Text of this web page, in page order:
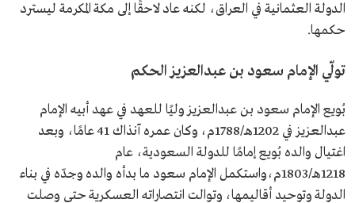
الدولة العثمانية في العراق، لكنه عاد لاحقًا إلى مكة المكرمة ليسترد
حكمها.
تولّي الإمام سعود بن عبدالعزيز الحكم
بُويع الإمام سعود بن عبدالعزيز وليًا للعهد في عهد أبيه الإمام
عبدالعزيز في 1202هـ/1788م، وكان عمره آنذاك 41 عامًا، وبعد
اغتيال والده بُويع إمامًا للدولة السعودية، عام
1218هـ/1803م،واستكمل الإمام سعود ما بدأه والده وجدّه في بناء
الدولة وتوحيد أقاليمها، وتوالت انتصاراته العسكرية حتى وصلت